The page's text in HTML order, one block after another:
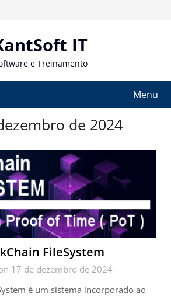
IT
e Treinamento
Menu
de 2024
FileSystem
17 de dezembro de 2024
é um sistema incorporado ao